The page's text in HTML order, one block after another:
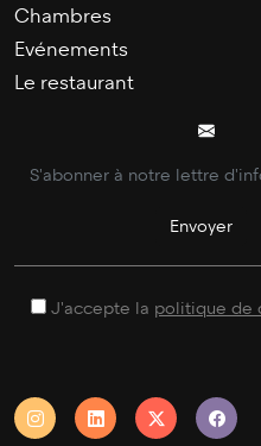
Chambres
Evénements
Le restaurant
J'accepte la politique de